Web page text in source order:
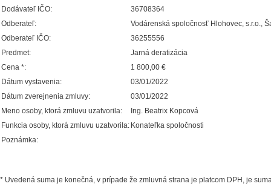
Dodávateľ IČO:
36708364
Odberateľ:
Vodárenská spoločnosť Hlohovec, s.r.o.,
Odberateľ IČO:
36255556
Predmet:
Jarná deratizácia
Cena *:
1 800,00 €
Dátum vystavenia:
03/01/2022
Dátum zverejnenia zmluvy:
03/01/2022
Meno osoby, ktorá zmluvu uzatvorila:
Ing. Beatrix Kopcová
Funkcia osoby, ktorá zmluvu uzatvorila: Konateľka spoločnosti
Poznámka:
* Uvedená suma je konečná, v prípade že zmluvná strana je platcom DPH, je